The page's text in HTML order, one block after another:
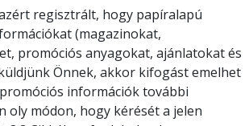
regisztrált, hogy papíralapú
(magazinokat,
promóciós anyagokat, ajánlatokat és
Önnek, akkor kifogást emelhet
információk további
oly módon, hogy kérését a jelen